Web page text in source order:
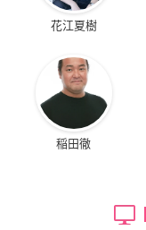
花江夏樹
稲田徹